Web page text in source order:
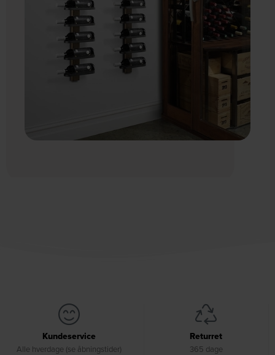
Kundeservice
Alle hverdage (se åbningstider)
Returret
365 dage